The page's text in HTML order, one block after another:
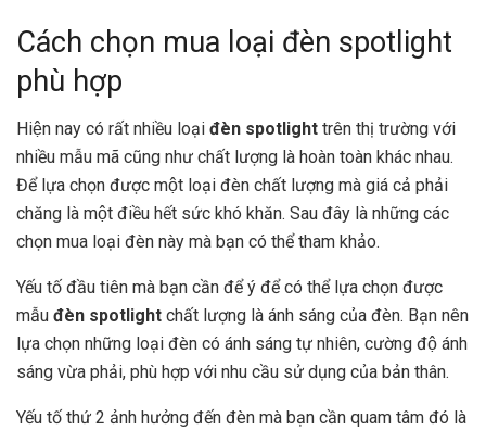
Cách chọn mua loại đèn spotlight
phù hợp
Hiện nay có rất nhiều loại đèn spotlight trên thị trường với
nhiều mẫu mã cũng như chất lượng là hoàn toàn khác nhau.
Để lựa chọn được một loại đèn chất lượng mà giá cả phải
chăng là một điều hết sức khó khăn. Sau đây là những các
chọn mua loại đèn này mà bạn có thể tham khảo.
Yếu tố đầu tiên mà bạn cần để ý để có thể lựa chọn được
mẫu đèn spotlight chất lượng là ánh sáng của đèn. Bạn nên
lựa chọn những loại đèn có ánh sáng tự nhiên, cường độ ánh
sáng vừa phải, phù hợp với nhu cầu sử dụng của bản thân.
Yếu tố thứ 2 ảnh hưởng đến đèn mà bạn cần quam tâm đó là